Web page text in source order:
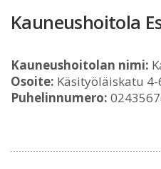
Kauneushoitola
Kauneushoitolan nimi:
Osoite: Käsityöläiskatu
Puhelinnumero: